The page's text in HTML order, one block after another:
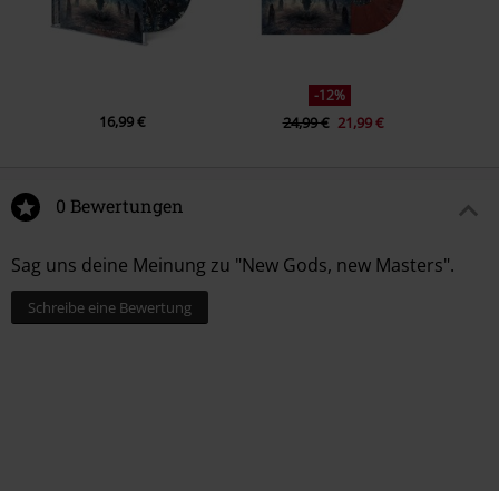
16,99 €
-12%
24,99 € 21,99 €
0 Bewertungen
Sag uns deine Meinung zu "New Gods, new Masters".
Schreibe eine Bewertung